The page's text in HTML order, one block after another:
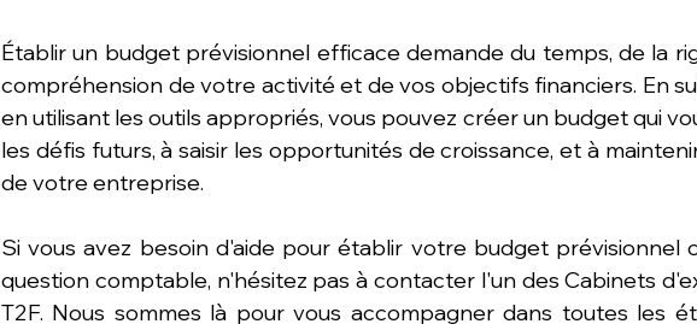
Établir un budget prévisionnel efficace demande du temps, de la
compréhension de votre activité et de vos objectifs financiers. En
en utilisant les outils appropriés, vous pouvez créer un budget qui
les défis futurs, à saisir les opportunités de croissance, et à
de votre entreprise.
Si vous avez besoin d'aide pour établir votre budget prévisionnel
question comptable, n'hésitez pas à contacter l'un des Cabinets
T2F. Nous sommes là pour vous accompagner dans toutes les